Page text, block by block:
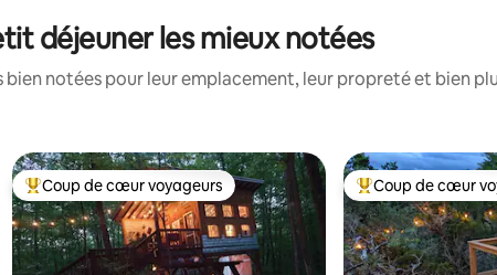
déjeuner les mieux notées
notées pour leur emplacement, leur propreté et bien
Coups de cœur voyageurs les plus appréciés
Coup de cœur voyageurs Coups de cœur
Coup de cœur